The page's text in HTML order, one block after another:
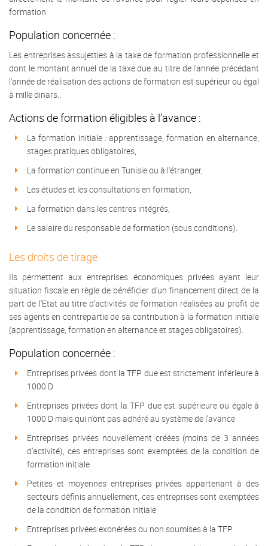
formation.
Population concernée :
Les entreprises assujetties à la taxe de formation professionnelle et
dont le montant annuel de la taxe due au titre de l'année précédant
l'année de réalisation des actions de formation est supérieur ou égal
à mille dinars..
Actions de formation éligibles à l’avance :
La formation initiale : apprentissage, formation en alternance,
stages pratiques obligatoires,
La formation continue en Tunisie ou à l'étranger,
Les études et les consultations en formation,
La formation dans les centres intégrés,
Le salaire du responsable de formation (sous conditions).
Les droits de tirage
Ils permettent aux entreprises économiques privées ayant leur
situation fiscale en règle de bénéficier d'un financement direct de la
part de l'Etat au titre d'activités de formation réalisées au profit de
ses agents en contrepartie de sa contribution à la formation initiale
(apprentissage, formation en alternance et stages obligatoires).
Population concernée :
Entreprises privées dont la TFP due est strictement inférieure à
1000 D
Entreprises privées dont la TFP due est supérieure ou égale à
1000 D mais qui n’ont pas adhéré au système de l’avance
Entreprises privées nouvellement créées (moins de 3 années
d’activité), ces entreprises sont exemptées de la condition de
formation initiale
Petites et moyennes entreprises privées appartenant à des
secteurs définis annuellement, ces entreprises sont exemptées
de la condition de formation initiale
Entreprises privées exonérées ou non soumises à la TFP